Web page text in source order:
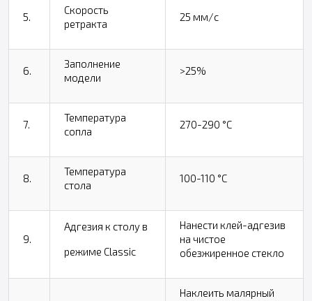
5.
Скорость
ретракта
25 мм/с
6.
Заполнение
модели
>25%
7.
Температура
сопла
270-290 °С
8.
Температура
стола
100-110 °С
9.
Адгезия к столу в
режиме Classic
Нанести клей-адгезив
на чистое
обезжиренное стекло
Наклеить малярный